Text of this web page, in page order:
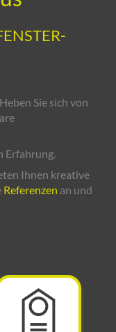
Sie sich von
Erfahrung.
Ihnen kreative
Referenzen an und